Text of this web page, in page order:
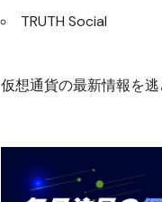
TRUTH Social
仮想通貨の最新情報を